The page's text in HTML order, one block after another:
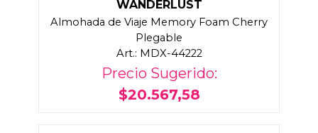
WANDERLUST
Almohada de Viaje Memory Foam Cherry
Plegable
Art.: MDX-44222
Precio Sugerido:
$20.567,58